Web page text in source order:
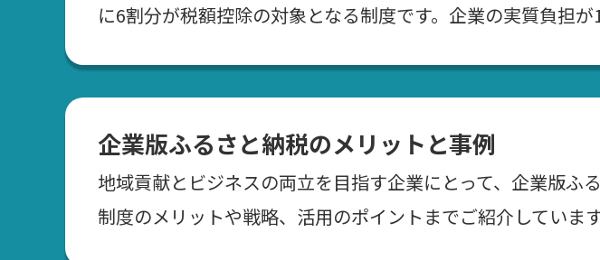
に6割分が税額控除の対象となる制度です。企業の実質負担が
企業版ふるさと納税のメリットと事例
地域貢献とビジネスの両立を目指す企業にとって、企業版
制度のメリットや戦略、活用のポイントまでご紹介しています